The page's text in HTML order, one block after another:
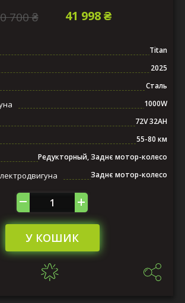
41 998 ₴
700 ₴
Titan
2025
Сталь
1000W
72V 32AH
55-80 км
Редукторный, Заднє мотор-колесо
Заднє мотор-колесо
У КОШИК